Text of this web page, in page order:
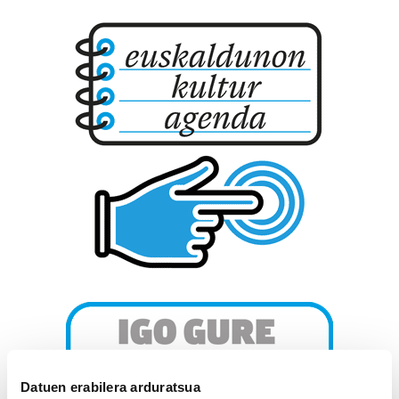
Datuen erabilera arduratsua